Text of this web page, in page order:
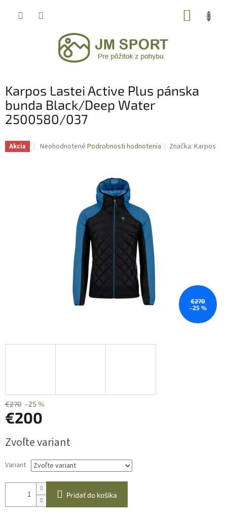
Karpos Lastei Active Plus pánska
bunda Black/Deep Water
2500580/037
Akcia
Priemerné
Neohodnotené Podrobnosti hodnotenia Značka:Karpos
€270
–25 %
€270 –25 %
€200
cena:
Zvoľte variant
Variant
Pridať do košíka